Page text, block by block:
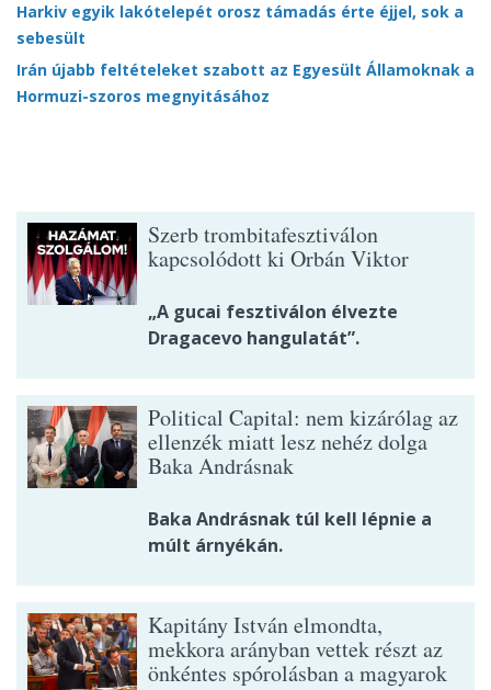
Harkiv egyik lakótelepét orosz támadás érte éjjel, sok a
sebesült
Irán újabb feltételeket szabott az Egyesült Államoknak a
Hormuzi-szoros megnyitásához
Szerb trombitafesztiválon
kapcsolódott ki Orbán Viktor
„A gucai fesztiválon élvezte
Dragacevo hangulatát”.
Political Capital: nem kizárólag az
ellenzék miatt lesz nehéz dolga
Baka Andrásnak
Baka Andrásnak túl kell lépnie a
múlt árnyékán.
Kapitány István elmondta,
mekkora arányban vettek részt az
önkéntes spórolásban a magyarok